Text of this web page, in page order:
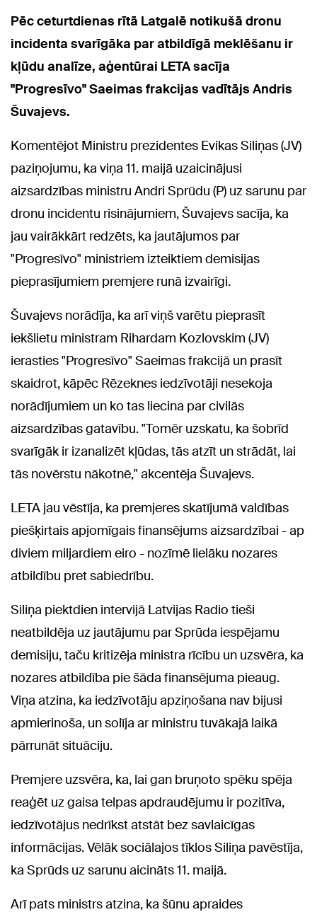
Pēc ceturtdienas rītā Latgalē notikušā dronu
incidenta svarīgāka par atbildīgā meklēšanu ir
kļūdu analīze, aģentūrai LETA sacīja
"Progresīvo" Saeimas frakcijas vadītājs Andris
Šuvajevs.
Komentējot Ministru prezidentes Evikas Siliņas (JV)
paziņojumu, ka viņa 11. maijā uzaicinājusi
aizsardzības ministru Andri Sprūdu (P) uz sarunu par
dronu incidentu risinājumiem, Šuvajevs sacīja, ka
jau vairākkārt redzēts, ka jautājumos par
"Progresīvo" ministriem izteiktiem demisijas
pieprasījumiem premjere runā izvairīgi.
Šuvajevs norādīja, ka arī viņš varētu pieprasīt
iekšlietu ministram Rihardam Kozlovskim (JV)
ierasties "Progresīvo" Saeimas frakcijā un prasīt
skaidrot, kāpēc Rēzeknes iedzīvotāji nesekoja
norādījumiem un ko tas liecina par civilās
aizsardzības gatavību. "Tomēr uzskatu, ka šobrīd
svarīgāk ir izanalizēt kļūdas, tās atzīt un strādāt, lai
tās novērstu nākotnē," akcentēja Šuvajevs.
LETA jau vēstīja, ka premjeres skatījumā valdības
piešķirtais apjomīgais finansējums aizsardzībai - ap
diviem miljardiem eiro - nozīmē lielāku nozares
atbildību pret sabiedrību.
Siliņa piektdien intervijā Latvijas Radio tieši
neatbildēja uz jautājumu par Sprūda iespējamu
demisiju, taču kritizēja ministra rīcību un uzsvēra, ka
nozares atbildība pie šāda finansējuma pieaug.
Viņa atzina, ka iedzīvotāju apziņošana nav bijusi
apmierinoša, un solīja ar ministru tuvākajā laikā
pārrunāt situāciju.
Premjere uzsvēra, ka, lai gan bruņoto spēku spēja
reaģēt uz gaisa telpas apdraudējumu ir pozitīva,
iedzīvotājus nedrīkst atstāt bez savlaicīgas
informācijas. Vēlāk sociālajos tīklos Siliņa pavēstīja,
ka Sprūds uz sarunu aicināts 11. maijā.
Arī pats ministrs atzina, ka šūnu apraides